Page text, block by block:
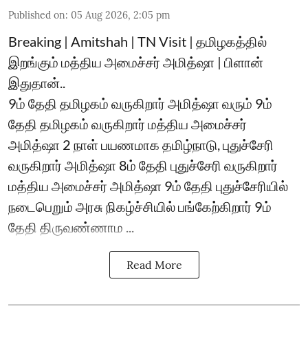
Published on: 05 Aug 2026, 2:05 pm
Breaking | Amitshah | TN Visit | தமிழகத்தில்
இறங்கும் மத்திய அமைச்சர் அமித்ஷா | பிளான்
இதுதான்..
9ம் தேதி தமிழகம் வருகிறார் அமித்ஷா வரும் 9ம்
தேதி தமிழகம் வருகிறார் மத்திய அமைச்சர்
அமித்ஷா 2 நாள் பயணமாக தமிழ்நாடு, புதுச்சேரி
வருகிறார் அமித்ஷா 8ம் தேதி புதுச்சேரி வருகிறார்
மத்திய அமைச்சர் அமித்ஷா 9ம் தேதி புதுச்சேரியில்
நடைபெறும் அரசு நிகழ்ச்சியில் பங்கேற்கிறார் 9ம்
தேதி திருவண்ணாம ...
Read More